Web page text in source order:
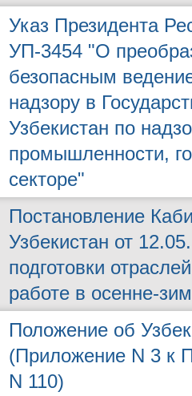
Указ Президента
УП-3454 "О
безопасным
надзору в
Узбекистан по
промышленности,
секторе"
Постановление
Узбекистан от
подготовки
работе в осенне-
Положение об
(Приложение N 3 к
N 110)